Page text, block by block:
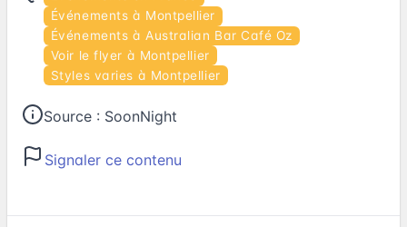
Événements à Montpellier
Événements à Australian Bar Café Oz
Voir le flyer à Montpellier
Styles varies à Montpellier
Source : SoonNight
Signaler ce contenu